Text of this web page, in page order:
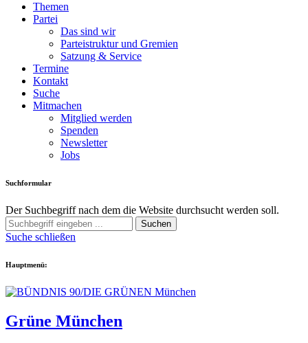
Themen
Partei
Das sind wir
Parteistruktur und Gremien
Satzung & Service
Termine
Kontakt
Suche
Mitmachen
Mitglied werden
Spenden
Newsletter
Jobs
Suchformular
Der Suchbegriff nach dem die Website durchsucht werden soll.
Suchen
Suche schließen
Hauptmenü:
Grüne München